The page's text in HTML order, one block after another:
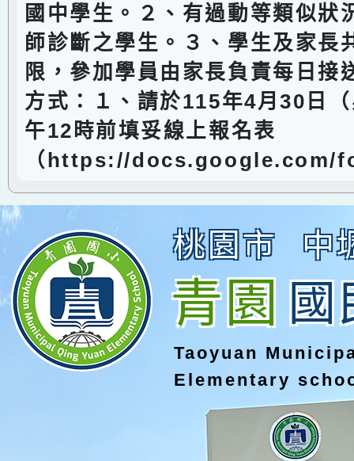
國中學生。２、有過動等類似狀
師診斷之學生。３、學生及家長
限，參加學員由家長負責每日接
方式：１、請於115年4月30日
午12時前填妥線上報名表
（https://docs.google.com/
桃園市 中
青園國
Taoyuan
Elementary